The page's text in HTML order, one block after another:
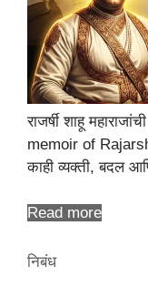
राजर्षी शाहू
memoir of
काही व्यक्ती, बदल
Read more
Categories
निबंध